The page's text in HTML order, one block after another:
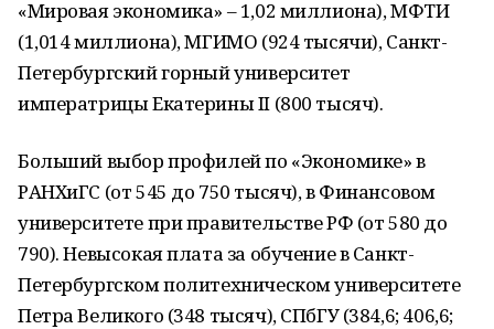
«Мировая экономика» – 1,02 миллиона), МФТИ
(1,014 миллиона), МГИМО (924 тысячи), Санкт-
Петербургский горный университет
императрицы Екатерины II (800 тысяч).
Больший выбор профилей по «Экономике» в
РАНХиГС (от 545 до 750 тысяч), в Финансовом
университете при правительстве РФ (от 580 до
790). Невысокая плата за обучение в Санкт-
Петербургском политехническом университете
Петра Великого (348 тысяч), СПбГУ (384,6; 406,6;